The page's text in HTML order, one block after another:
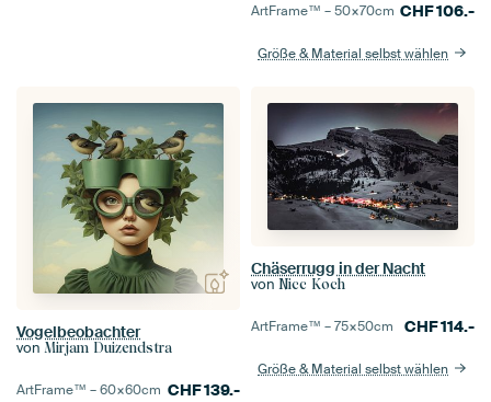
ArtFrame™ –50×70cm CHF106.-
Größe & Material selbst wählen
Vogelbeobachter
von Mirjam Duizendstra
ArtFrame™ –60×60cm CHF139.-
Chäserrugg in der Nacht
von Nicc Koch
ArtFrame™ –75×50cm CHF114.-
Größe & Material selbst wählen